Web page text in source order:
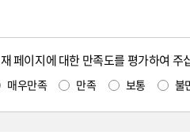
페이지에 대한 만족도를 평가하여 주
매우만족 만족 보통 불